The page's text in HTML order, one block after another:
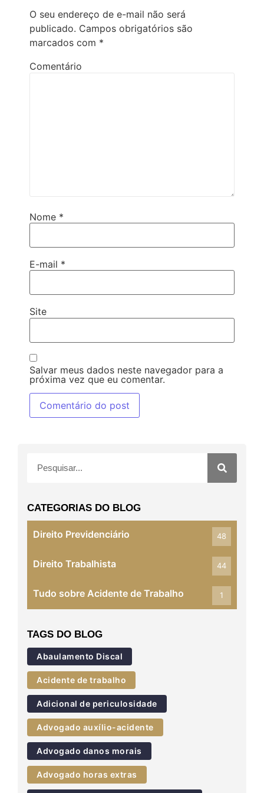
O seu endereço de e-mail não será
publicado. Campos obrigatórios são
marcados com *
Comentário
Nome *
E-mail *
Site
Salvar meus dados neste navegador para a
próxima vez que eu comentar.
CATEGORIAS DO BLOG
Direito Previdenciário 48
Direito Trabalhista 44
Tudo sobre Acidente de Trabalho 1
TAGS DO BLOG
Abaulamento Discal
Acidente de trabalho
Adicional de periculosidade
Advogado auxílio-acidente
Advogado danos morais
Advogado horas extras